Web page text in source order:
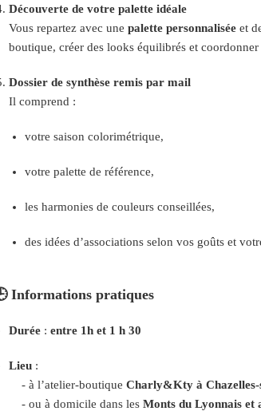
Découverte de votre palette idéale
Vous repartez avec une palette personnalisée et
boutique, créer des looks équilibrés et coordonner
Dossier de synthèse remis par mail
Il comprend :
votre saison colorimétrique,
votre palette de référence,
les harmonies de couleurs conseillées,
des idées d’associations selon vos goûts et
Informations pratiques
Durée : entre 1h et 1 h 30
Lieu :
- à l’atelier-boutique Charly&Kty à
- ou à domicile dans les Monts du Lyonnais et